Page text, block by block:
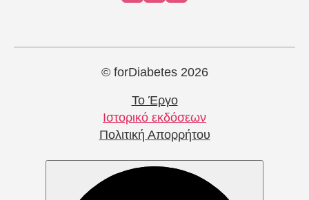
© forDiabetes 2026
Το Έργο
Ιστορικό εκδόσεων
Πολιτική Απορρήτου